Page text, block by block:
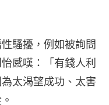
騷擾，例如被詢問
感嘆：「有錢人利
太渴望成功、太害